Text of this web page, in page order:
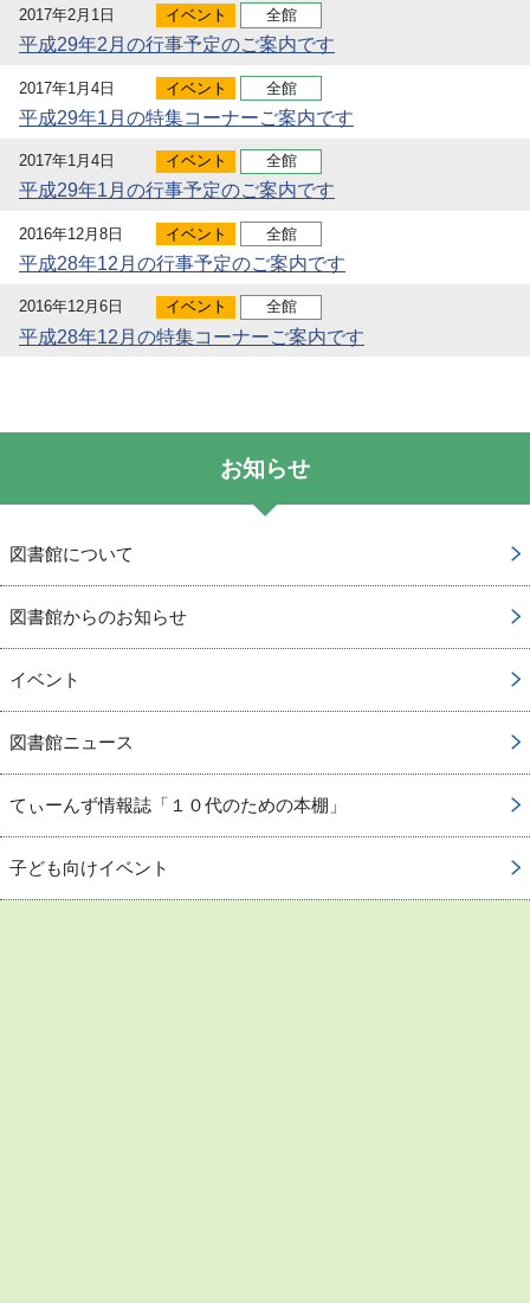
2017年2月1日 イベント 全館
平成29年2月の行事予定のご案内です
2017年1月4日 イベント 全館
平成29年1月の特集コーナーご案内です
2017年1月4日 イベント 全館
平成29年1月の行事予定のご案内です
2016年12月8日 イベント 全館
平成28年12月の行事予定のご案内です
2016年12月6日 イベント 全館
平成28年12月の特集コーナーご案内です
お知らせ
図書館について
図書館からのお知らせ
イベント
図書館ニュース
てぃーんず情報誌「１０代のための本棚」
子ども向けイベント